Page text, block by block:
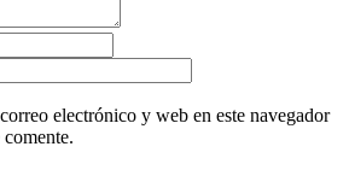
electrónico y web en este navegador